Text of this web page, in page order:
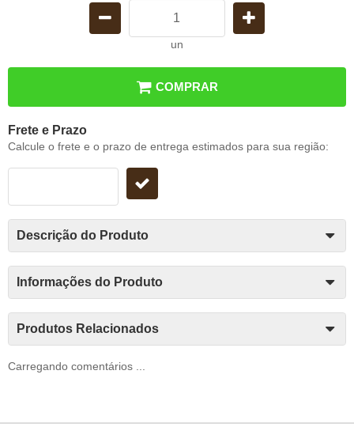
un
COMPRAR
Frete e Prazo
Calcule o frete e o prazo de entrega estimados para sua região:
Descrição do Produto
Informações do Produto
Produtos Relacionados
Carregando comentários ...